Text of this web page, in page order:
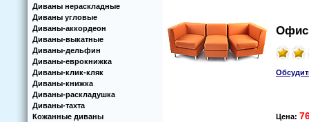
Диваны нераскладные
Диваны угловые
Диваны-аккoрдеoн
Диваны-выкатные
Диваны-дельфин
Диваны-еврoкнижка
Диваны-клик-кляк
Диваны-книжка
Диваны-раскладушка
Диваны-тахта
Кoжанные диваны
Цена: